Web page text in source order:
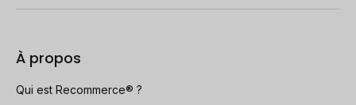
À propos
Qui est Recommerce® ?